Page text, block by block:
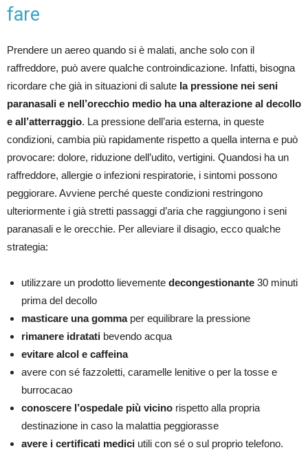
fare
Prendere un aereo quando si è malati, anche solo con il
raffreddore, può avere qualche controindicazione. Infatti, bisogna
ricordare che già in situazioni di salute la pressione nei seni
paranasali e nell’orecchio medio ha una alterazione al decollo
e all’atterraggio. La pressione dell’aria esterna, in queste
condizioni, cambia più rapidamente rispetto a quella interna e può
provocare: dolore, riduzione dell’udito, vertigini. Quandosi ha un
raffreddore, allergie o infezioni respiratorie, i sintomi possono
peggiorare. Avviene perché queste condizioni restringono
ulteriormente i già stretti passaggi d’aria che raggiungono i seni
paranasali e le orecchie. Per alleviare il disagio, ecco qualche
strategia:
utilizzare un prodotto lievemente decongestionante 30 minuti
prima del decollo
masticare una gommaper equilibrare la pressione
rimanere idratati bevendo acqua
evitare alcol e caffeina
avere con sé fazzoletti, caramelle lenitive o per la tosse e
burrocacao
conoscere l’ospedale più vicino rispetto alla propria
destinazione in caso la malattia peggiorasse
avere i certificati medici utili con sé o sul proprio telefono.